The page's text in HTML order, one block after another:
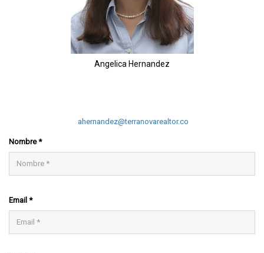
Angelica Hernandez
ahernandez@terranovarealtor.co
Nombre *
Email *